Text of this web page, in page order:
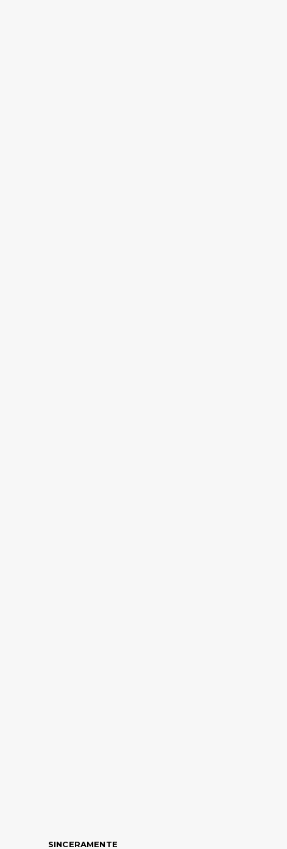
SINCERAMENTE